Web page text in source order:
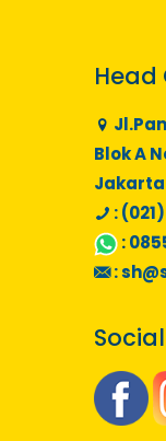
Blok A
Jakarta
:
:
: